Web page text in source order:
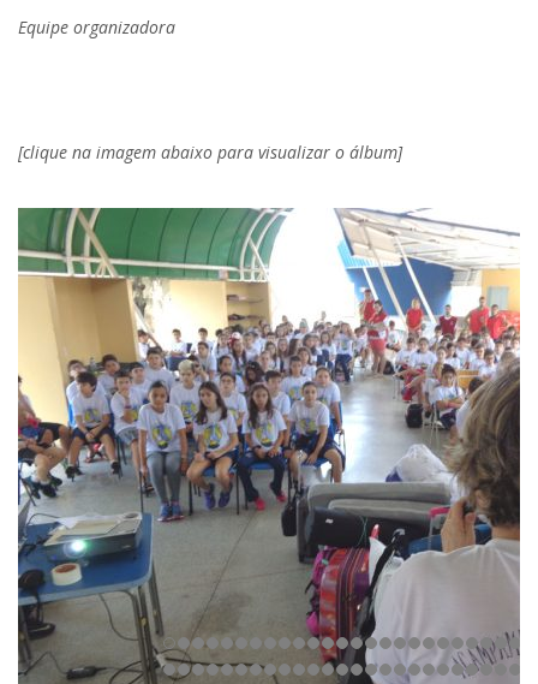
Equipe organizadora
[clique na imagem abaixo para visualizar o álbum]